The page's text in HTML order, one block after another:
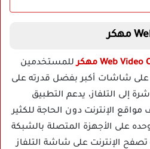
للمستخدمين
شاشات أكبر بفضل قدرته على
إلى التلفاز، يدعم التطبيق
الإنترنت دون الحاجة للكثير
على الأجهزة المتصلة بالشبكة
الإنترنت على شاشة التلفاز